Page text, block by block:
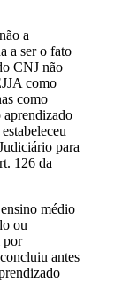
a
a ser o fato
CNJ não
como
como
aprendizado
para
126 da
médio
ou
por
antes